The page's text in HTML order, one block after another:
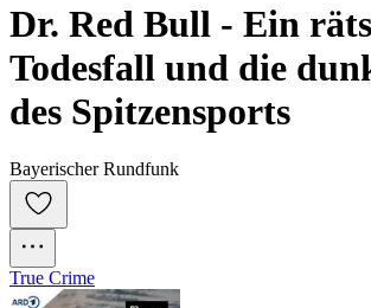
Dr. Red Bull - Ein
Todesfall und die
des Spitzensports
Bayerischer Rundfunk
True Crime